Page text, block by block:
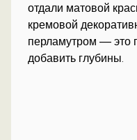
отдали матовой
кремовой
перламутром — это
добавить глубины.